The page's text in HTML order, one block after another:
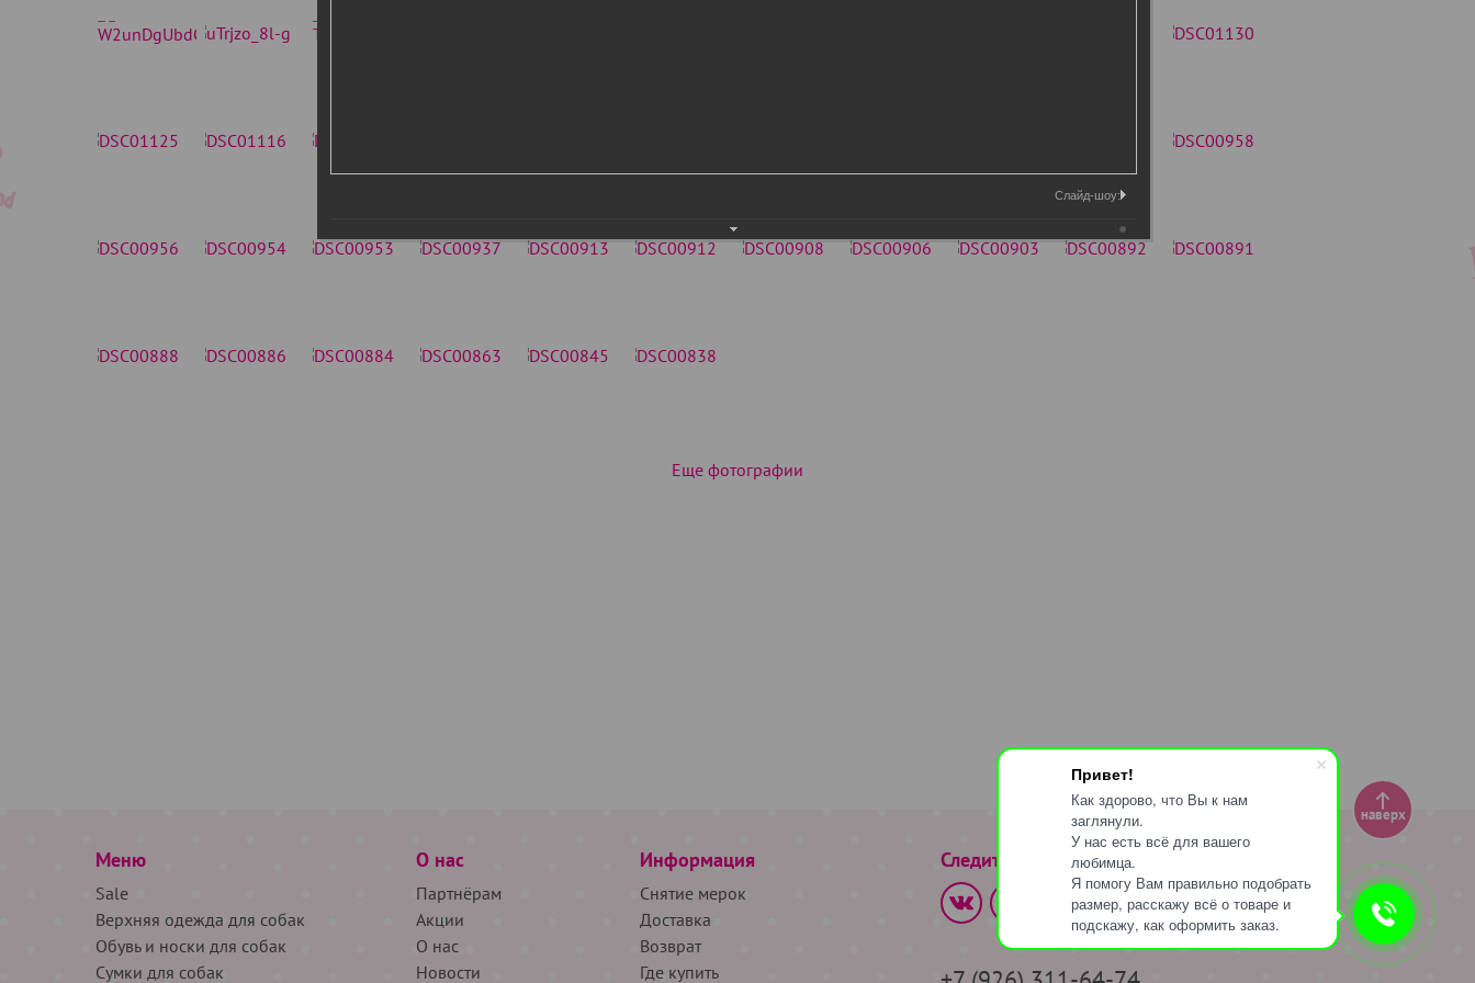
Привет!
Как здорово, что Вы к нам
заглянули.
У нас есть всё для вашего
любимца.
Я помогу Вам правильно подобрать
размер, расскажу всё о товаре и
подскажу, как оформить заказ.
Еще фотографии
Меню
Sale
Верхняя одежда для собак
Обувь и носки для собак
Сумки для собак
О нас
Партнёрам
Акции
О нас
Новости
Информация
Снятие мерок
Доставка
Возврат
Где купить
Следите за нами
наверх
Слайд-шоу: